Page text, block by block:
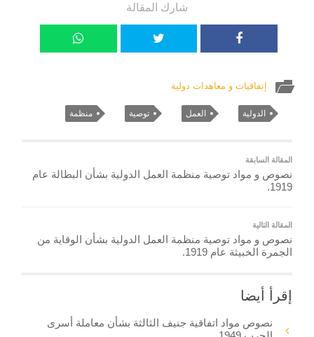
شارك المقالة
إتفاقيات و معاهدات دولية
الدولية العمل توصية منظمة
المقالة السابقة
نصوص و مواد توصية منظمة العمل الدولية بشأن البطالة عام
1919.
المقالة التالية
نصوص و مواد توصية منظمة العمل الدولية بشأن الوقاية من
الجمرة الخبيثة عام 1919.
إقرأ أيضا
نصوص مواد اتفاقية جنيف الثالثة بشأن معاملة أسرى